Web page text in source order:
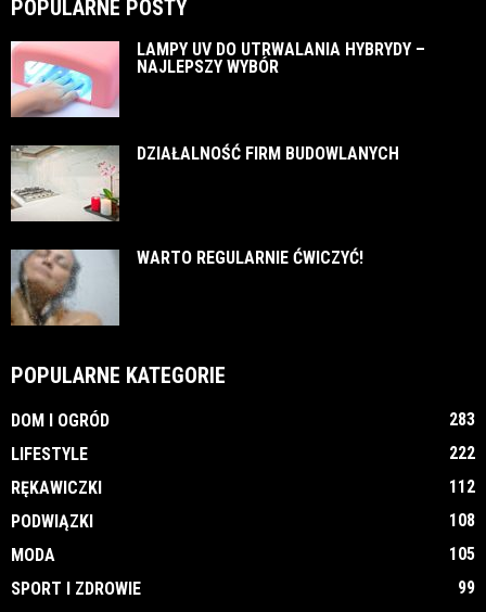
POPULARNE POSTY
LAMPY UV DO UTRWALANIA HYBRYDY –
NAJLEPSZY WYBÓR
DZIAŁALNOŚĆ FIRM BUDOWLANYCH
WARTO REGULARNIE ĆWICZYĆ!
POPULARNE KATEGORIE
DOM I OGRÓD
283
LIFESTYLE
222
RĘKAWICZKI
112
PODWIĄZKI
108
MODA
105
SPORT I ZDROWIE
99